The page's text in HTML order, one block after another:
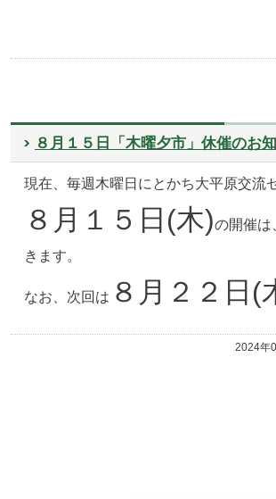
８月１５日「木曜夕市」休催のお
現在、毎週木曜日にとかち大平原交流
８月１５日(木)の開催は
きます。
なお、次回は ８月２２日(
2024年